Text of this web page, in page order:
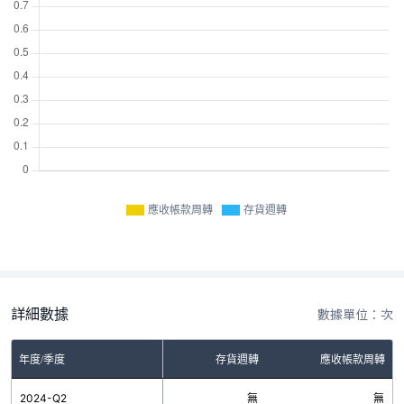
應收帳款周轉 存貨週轉
詳細數據 數據單位：次
年度/季度 存貨週轉 應收帳款周轉
2024-Q2 無 無